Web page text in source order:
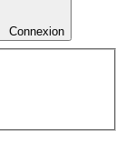
Connexion